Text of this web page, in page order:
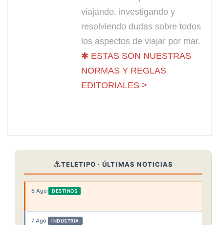
viajando, investigando y
resolviendo dudas sobre todos
los aspectos de viajar por mar.
✱ ESTAS SON NUESTRAS
NORMAS Y REGLAS
EDITORIALES >
⚓TELETIPO · ÚLTIMAS NOTICIAS
6 Ago· DESTINOS
7 Ago· INDUSTRIA